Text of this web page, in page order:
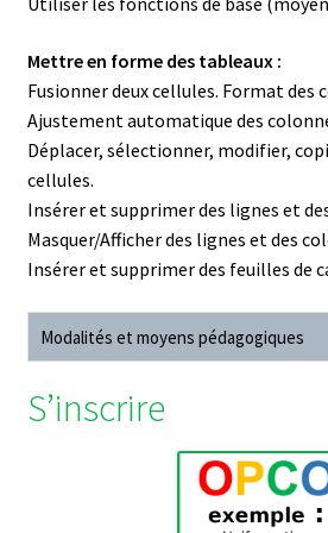
Mettre en forme des tableaux :
Fusionner deux cellules. Format des
Ajustement automatique des
Déplacer, sélectionner, modifier,
cellules.
Insérer et supprimer des lignes et
Masquer/Afficher des lignes et des
Insérer et supprimer des feuilles de
Modalités et moyens pédagogiques
S’inscrire